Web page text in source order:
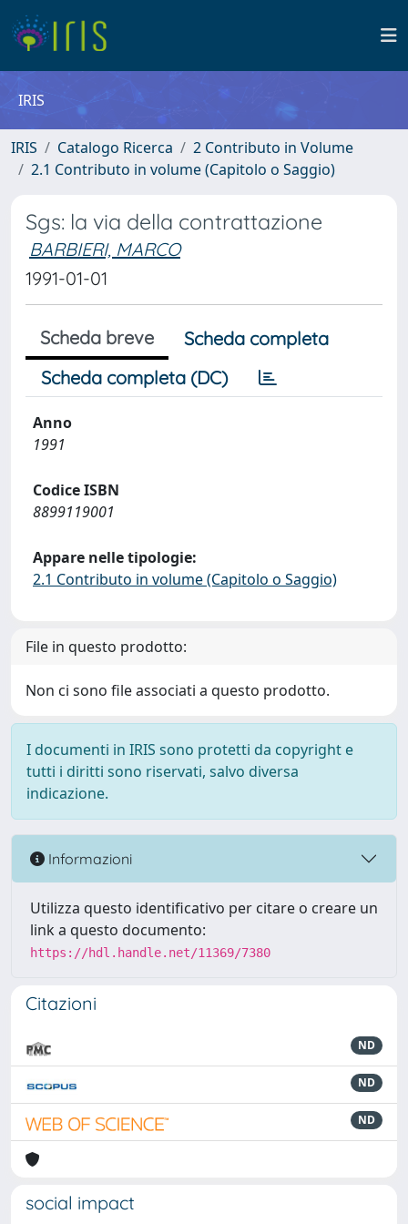
IRIS
IRIS Catalogo Ricerca
2 Contributo in Volume
2.1 Contributo in volume (Capitolo o Saggio)
Sgs: la via della contrattazione
BARBIERI, MARCO
1991-01-01
Scheda breve
Scheda completa
Scheda completa (DC)
Anno
1991
Codice ISBN
8899119001
Appare nelle tipologie:
2.1 Contributo in volume (Capitolo o Saggio)
File in questo prodotto:
Non ci sono file associati a questo prodotto.
I documenti in IRIS sono protetti da copyright e
tutti i diritti sono riservati, salvo diversa
indicazione.
Informazioni
Utilizza questo identificativo per citare o creare un
link a questo documento:
https://hdl.handle.net/11369/7380
Citazioni
ND
ND
ND
social impact